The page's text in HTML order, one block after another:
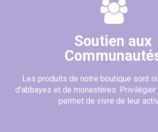
Soutien aux
Les produits de notre boutique sont
d'abbayes et de monastères.
permet de vivre de leur